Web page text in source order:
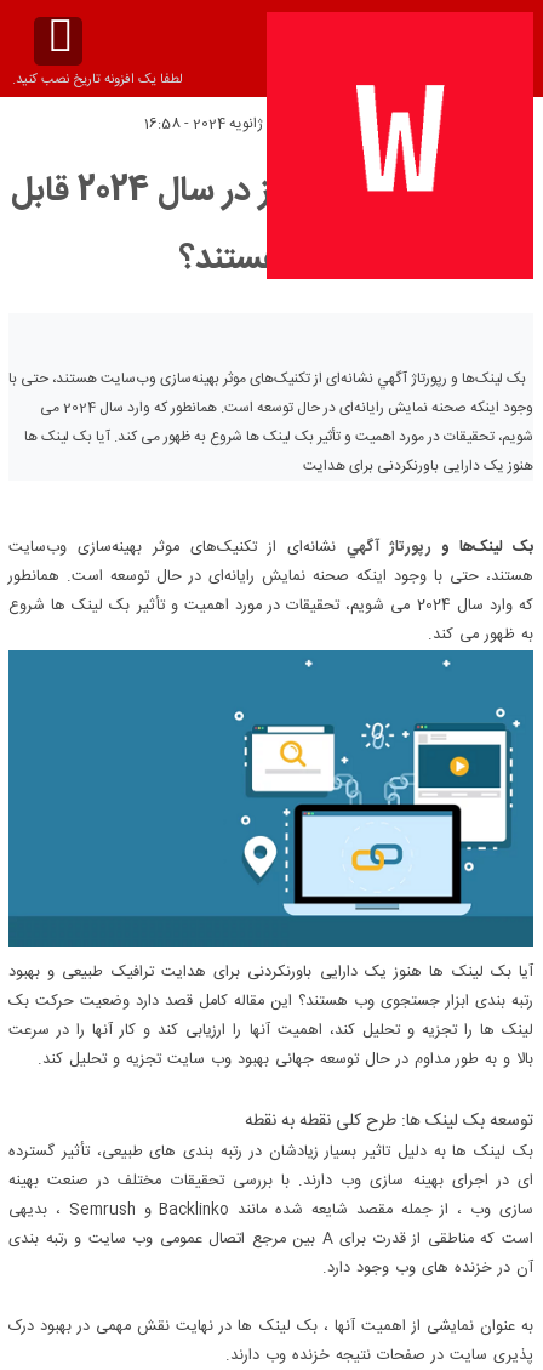
لطفا یک افزونه تاریخ نصب کنید.
تاریخ انتشار:
آیا بک لینک ها هنوز در سال 2024 قابل
توجه هستند؟
بک لینک‌ها و رپورتاژ آگهي نشانه‌ای از تکنیک‌های موثر بهینه‌سازی وب‌سایت هستند، حتی با
وجود اینکه صحنه نمایش رایانه‌ای در حال توسعه است. همانطور که وارد سال 2024 می
شویم، تحقیقات در مورد اهمیت و تأثیر بک لینک ها شروع به ظهور می کند. آیا بک لینک ها
هنوز یک دارایی باورنکردنی برای هدایت
بک لینک‌ها و رپورتاژ آگهي نشانه‌ای از تکنیک‌های موثر بهینه‌سازی وب‌سایت
هستند، حتی با وجود اینکه صحنه نمایش رایانه‌ای در حال توسعه است. همانطور
که وارد سال 2024 می شویم، تحقیقات در مورد اهمیت و تأثیر بک لینک ها شروع
به ظهور می کند.
آیا بک لینک ها هنوز یک دارایی باورنکردنی برای هدایت ترافیک طبیعی و بهبود
رتبه بندی ابزار جستجوی وب هستند؟ این مقاله کامل قصد دارد وضعیت حرکت بک
لینک ها را تجزیه و تحلیل کند، اهمیت آنها را ارزیابی کند و کار آنها را در سرعت
بالا و به طور مداوم در حال توسعه جهانی بهبود وب سایت تجزیه و تحلیل کند.
توسعه بک لینک ها: طرح کلی نقطه به نقطه
بک لینک ها به دلیل تاثیر بسیار زیادشان در رتبه بندی های طبیعی، تأثیر گسترده
ای در اجرای بهینه سازی وب دارند. با بررسی تحقیقات مختلف در صنعت بهینه
سازی وب ، از جمله مقصد شایعه شده مانند Backlinko و Semrush ، بدیهی
است که مناطقی از قدرت برای A بین مرجع اتصال عمومی وب سایت و رتبه بندی
آن در خزنده های وب وجود دارد.
به عنوان نمایشی از اهمیت آنها ، بک لینک ها در نهایت نقش مهمی در بهبود درک
پذیری سایت در صفحات نتیجه خزنده وب دارند.